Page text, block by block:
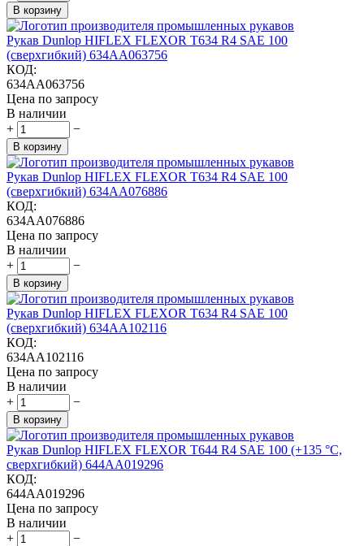
В корзину
Рукав Dunlop HIFLEX FLEXOR T634 R4 SAE 100
(сверхгибкий) 634AA063756
КОД:
634AA063756
Цена по запросу
В наличии
+
−
В корзину
Рукав Dunlop HIFLEX FLEXOR T634 R4 SAE 100
(сверхгибкий) 634AA076886
КОД:
634AA076886
Цена по запросу
В наличии
+
−
В корзину
Рукав Dunlop HIFLEX FLEXOR T634 R4 SAE 100
(сверхгибкий) 634AA102116
КОД:
634AA102116
Цена по запросу
В наличии
+
−
В корзину
Рукав Dunlop HIFLEX FLEXOR T644 R4 SAE 100 (+135 °С,
сверхгибкий) 644AA019296
КОД:
644AA019296
Цена по запросу
В наличии
+
−